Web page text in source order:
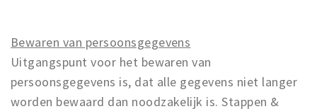
Bewaren van persoonsgegevens
Uitgangspunt voor het bewaren van
persoonsgegevens is, dat alle gegevens niet langer
worden bewaard dan noodzakelijk is. Stappen &